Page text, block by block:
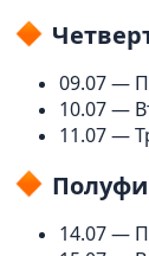
09.07 —
10.07 —
11.07 —
14.07 —